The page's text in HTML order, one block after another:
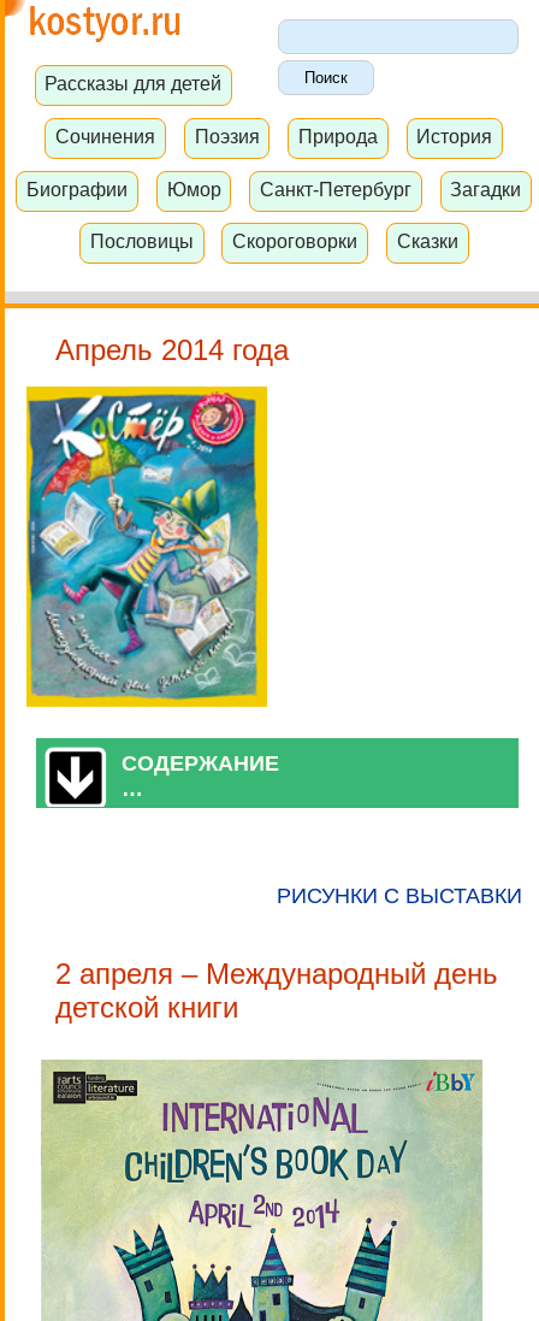
Рассказы для детей
Сочинения Поэзия Природа История
Биографии Юмор Санкт-Петербург Загадки
Пословицы Скороговорки Сказки
Апрель 2014 года
СОДЕРЖАНИЕ
…
РИСУНКИ С ВЫСТАВКИ
2 апреля – Международный день
детской книги